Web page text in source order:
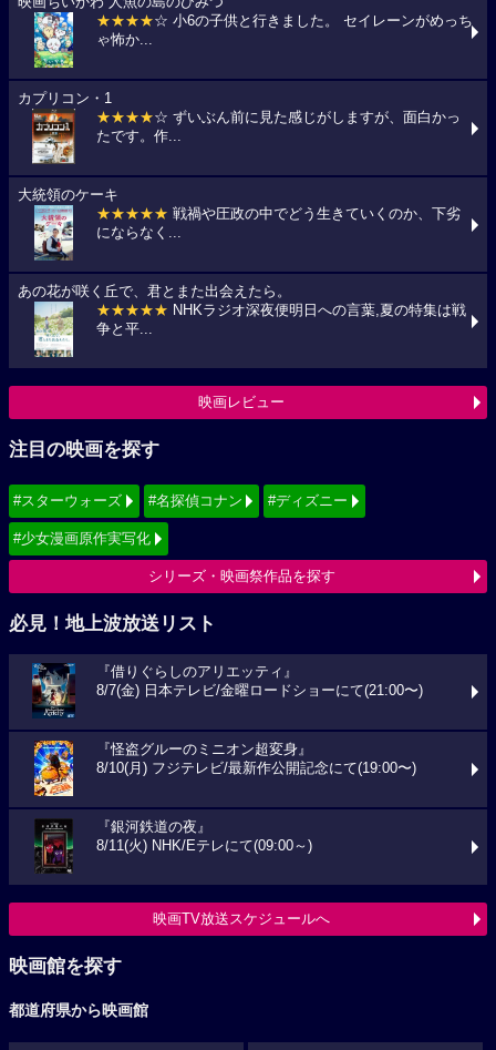
★★★★☆ 小6の子供と行きました。 セイレーンがめっち
ゃ怖か...
カプリコン・1
★★★★☆ ずいぶん前に見た感じがしますが、面白かっ
たです。作...
大統領のケーキ
★★★★★ 戦禍や圧政の中でどう生きていくのか、下劣
にならなく...
あの花が咲く丘で、君とまた出会えたら。
★★★★★ NHKラジオ深夜便明日への言葉,夏の特集は戦
争と平...
映画レビュー
注目の映画を探す
#スターウォーズ #名探偵コナン #ディズニー
#少女漫画原作実写化
シリーズ・映画祭作品を探す
必見！地上波放送リスト
『借りぐらしのアリエッティ』
8/7(金) 日本テレビ/金曜ロードショーにて(21:00〜)
『怪盗グルーのミニオン超変身』
8/10(月) フジテレビ/最新作公開記念にて(19:00〜)
『銀河鉄道の夜』
8/11(火) NHK/Eテレにて(09:00～)
映画TV放送スケジュールへ
映画館を探す
都道府県から映画館